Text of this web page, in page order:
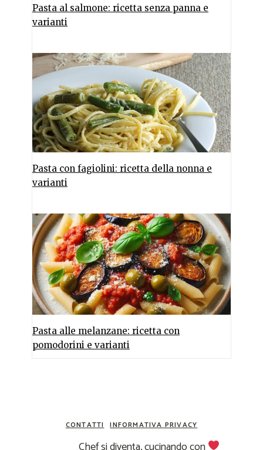
Pasta al salmone: ricetta senza panna e
varianti
Pasta con fagiolini: ricetta della nonna e
varianti
Pasta alle melanzane: ricetta con
pomodorini e varianti
CONTATTI INFORMATIVA PRIVACY